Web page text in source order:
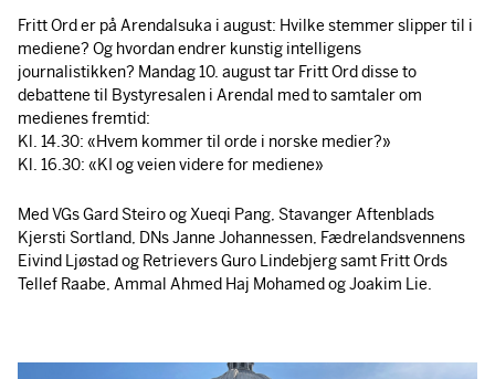
Fritt Ord er på Arendalsuka i august: Hvilke stemmer slipper til i
mediene? Og hvordan endrer kunstig intelligens
journalistikken? Mandag 10. august tar Fritt Ord disse to
debattene til Bystyresalen i Arendal med to samtaler om
medienes fremtid:
Kl. 14.30: «Hvem kommer til orde i norske medier?»
Kl. 16.30: «KI og veien videre for mediene»
Med VGs Gard Steiro og Xueqi Pang, Stavanger Aftenblads
Kjersti Sortland, DNs Janne Johannessen, Fædrelandsvennens
Eivind Ljøstad og Retrievers Guro Lindebjerg samt Fritt Ords
Tellef Raabe, Ammal Ahmed Haj Mohamed og Joakim Lie.